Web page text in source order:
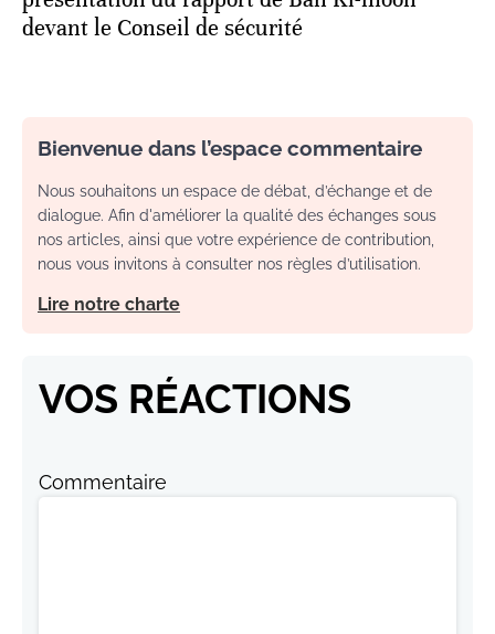
devant le Conseil de sécurité
Bienvenue dans l’espace commentaire
Nous souhaitons un espace de débat, d’échange et de
dialogue. Afin d'améliorer la qualité des échanges sous
nos articles, ainsi que votre expérience de contribution,
nous vous invitons à consulter nos règles d’utilisation.
Lire notre charte
VOS RÉACTIONS
Commentaire